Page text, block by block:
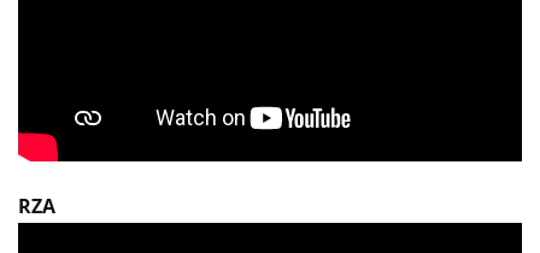
RZA